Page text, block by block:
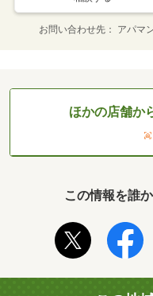
お問い合わせ先 アパマ
ほかの店舗か
この情報を誰